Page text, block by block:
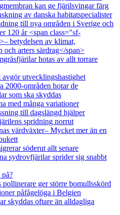
kan ge fjärilsvingar färg
av danska habitatspecialister
till nya områden i Sverige och
120 år <span class="sf-
betydelsen av klimat,
och arters särdrag</span>
hotas av allt torrare
utvecklingshastighet
2000-områden hotar de
som ska skyddas
med många variationer
till dagslängd hjälper
spridning norrut
värdväxter– Mycket mer än en
söderut allt senare
sydrovfjärilar sprider sig snabbt
pollinerare ger större bomullsskörd
påfågelöga i Belgien
skyddas oftare än alldagliga